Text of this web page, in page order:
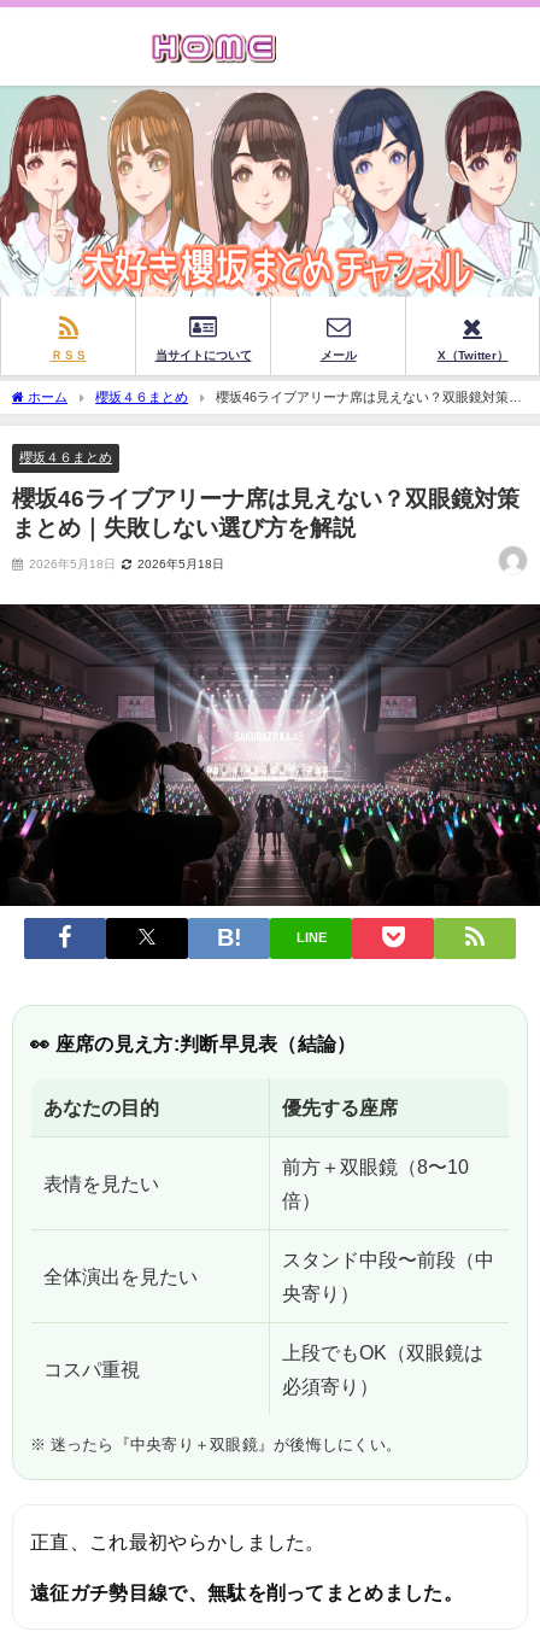
ＲＳＳ 当サイトについて メール X（Twitter）
ホーム 櫻坂４６まとめ
櫻坂46ライブアリーナ席は見えない？双眼鏡対策ま
とめ｜失敗しない選び方を解説
櫻坂４６まとめ
櫻坂46ライブアリーナ席は見えない？双眼鏡対策
まとめ｜失敗しない選び方を解説
2026年5月18日 2026年5月18日
LINE
👀 座席の見え方:判断早見表（結論）
あなたの目的 優先する座席
表情を見たい
前方＋双眼鏡（8〜10
倍）
全体演出を見たい
スタンド中段〜前段（中
央寄り）
コスパ重視
上段でもOK（双眼鏡は
必須寄り）
※ 迷ったら『中央寄り＋双眼鏡』が後悔しにくい。
正直、これ最初やらかしました。
遠征ガチ勢目線で、無駄を削ってまとめました。